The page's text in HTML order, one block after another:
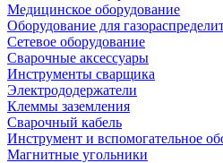
Медицинское оборудование
Оборудование для
Сетевое оборудование
Сварочные аксессуары
Инструменты сварщика
Электрододержатели
Клеммы заземления
Сварочный кабель
Инструмент и вспомогательное
Магнитные угольники